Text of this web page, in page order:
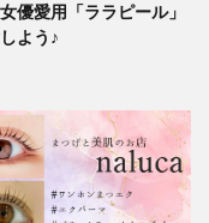
優愛用「ララピール」
よう♪